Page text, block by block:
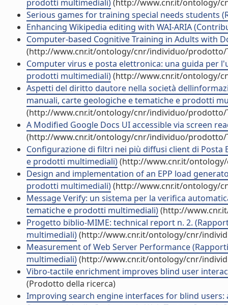
prodotti multimediali)(http://www.cnr.it/ontology/
Serious games for training special needs students
Enhancing Wikipedia editing with WAI-ARIA
Computer-based Cognitive Training in Adults with
(http://www.cnr.it/ontology/cnr/individuo/prodotto/
Computer virus e posta elettronica: una guida per
prodotti multimediali)(http://www.cnr.it/ontology/
Aspetti del diritto dautore nella società
manuali, carte geologiche e tematiche e prodotti
(http://www.cnr.it/ontology/cnr/individuo/prodotto/
A Modified Google Docs UI accessible via screen
(http://www.cnr.it/ontology/cnr/individuo/prodotto/
Configurazione di filtri nei più diffusi client di
e prodotti multimediali)(http://www.cnr.it/
Design and implementation of an EPP load
prodotti multimediali)(http://www.cnr.it/ontology/
Message Verify: un sistema per la verifica
tematiche e prodotti multimediali)(http://
Progetto biblio-MIME: technical report n. 2.
multimediali)(http://www.cnr.it/ontology/cnr/
Measurement of Web Server Performance
multimediali)(http://www.cnr.it/ontology/cnr/
Vibro-tactile enrichment improves blind user
(Prodotto della ricerca)
Improving search engine interfaces for blind users: